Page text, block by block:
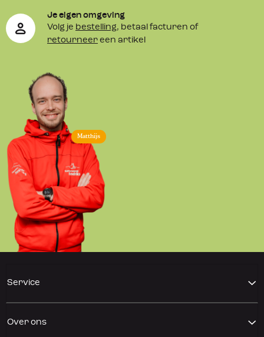
Matthijs
Je eigen omgeving
Volg je bestelling, betaal facturen of
retourneer een artikel
Service
Over ons